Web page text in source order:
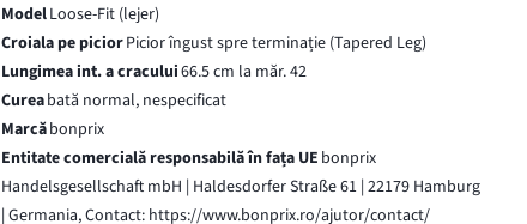
ModelLoose-Fit (lejer)
Croiala pe piciorPicior îngust spre terminație (Tapered Leg)
Lungimea int. a cracului66.5 cm la măr. 42
Cureabată normal, nespecificat
Marcăbonprix
Entitate comercială responsabilă în fața UE bonprix
Handelsgesellschaft mbH | Haldesdorfer Straße 61 | 22179 Hamburg
| Germania, Contact: https://www.bonprix.ro/ajutor/contact/